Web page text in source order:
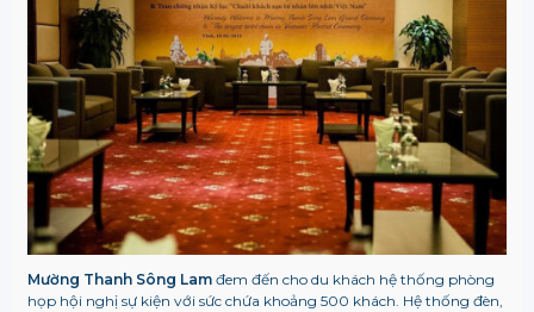
Mường Thanh Sông Lamđem đến cho du khách hệ thống phòng
họp hội nghị sự kiện với sức chứa khoảng 500 khách. Hệ thống đèn,